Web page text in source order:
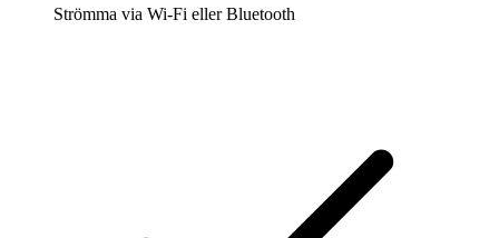
Strömma via Wi-Fi eller Bluetooth